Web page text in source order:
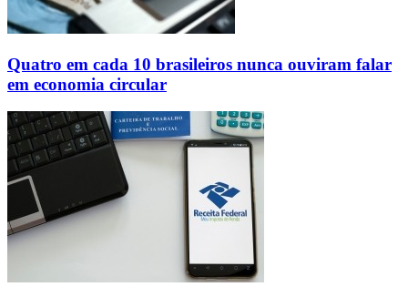
Quatro em cada 10 brasileiros nunca ouviram falar
em economia circular